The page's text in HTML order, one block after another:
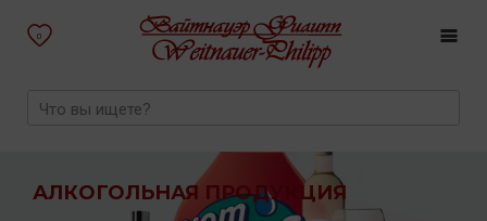
0
АЛКОГОЛЬНАЯ ПРОДУКЦИЯ